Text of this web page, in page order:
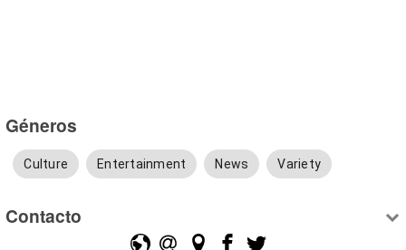
Géneros
Culture Entertainment News Variety
Contacto